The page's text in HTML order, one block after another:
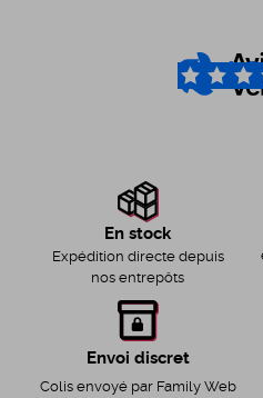
4.6
En stock
Expédition directe depuis
nos entrepôts
Envoi discret
Colis envoyé par Family Web